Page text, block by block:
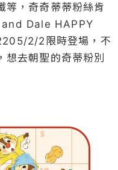
等，奇奇蒂蒂粉絲肯
and Dale HAPPY
2/2限時登場，不
想去朝聖的奇蒂粉別